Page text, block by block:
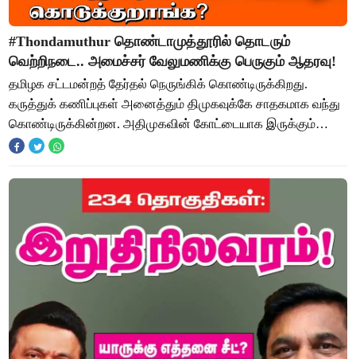
#Thondamuthur தொண்டாமுத்தூரில் தொடரும்
வெற்றிநடை.. அமைச்சர் வேலுமணிக்கு பெருகும் ஆதரவு!
தமிழக சட்டமன்றத் தேர்தல் நெருங்கிக் கொண்டிருக்கிறது.
கருத்துக் கணிப்புகள் அனைத்தும் திமுகவுக்கே சாதகமாக வந்து
கொண்டிருக்கின்றன. அதிமுகவின் கோட்டையாக இருக்கும்
தொகுதிகள் மற்றும் அதிமுக முக்கிய பிரமுகர